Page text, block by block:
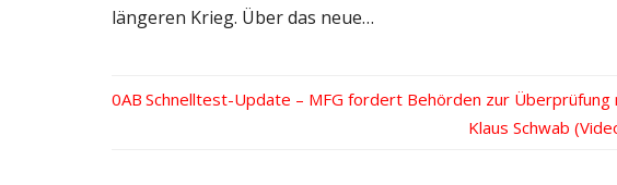
längeren Krieg. Über das neue…
Vorheriger
Schnelltest-Update – MFG fordert Behörden zur
Nächster
Klaus Schwab